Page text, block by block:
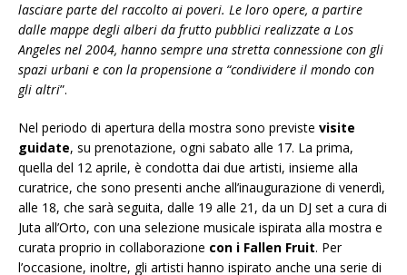
lasciare parte del raccolto ai poveri. Le loro opere, a partire
dalle mappe degli alberi da frutto pubblici realizzate a Los
Angeles nel 2004, hanno sempre una stretta connessione con gli
spazi urbani e con la propensione a “condividere il mondo con
gli altri”.
Nel periodo di apertura della mostra sono previste visite
guidate, su prenotazione, ogni sabato alle 17. La prima,
quella del 12 aprile, è condotta dai due artisti, insieme alla
curatrice, che sono presenti anche all’inaugurazione di venerdì,
alle 18, che sarà seguita, dalle 19 alle 21, da un DJ set a cura di
Juta all’Orto, con una selezione musicale ispirata alla mostra e
curata proprio in collaborazione con i Fallen Fruit. Per
l’occasione, inoltre, gli artisti hanno ispirato anche una serie di